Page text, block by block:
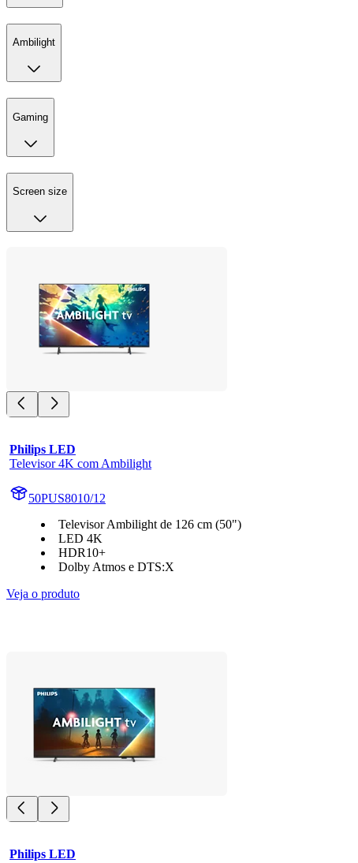
Ambilight
Gaming
Screen size
Philips LED
Televisor 4K com Ambilight
50PUS8010/12
Televisor Ambilight de 126 cm (50")
LED 4K
HDR10+
Dolby Atmos e DTS:X
Veja o produto
Philips LED